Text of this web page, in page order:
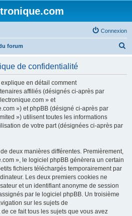
Connexion
forum
de confidentialité
en détail comment
affiliés (désignés ci-après par
» et
») et phpBB (désigné ci-après par
») utilisent toutes les informations
de votre part (désignées ci-après par
deux manières différentes. Premièrement,
», le logiciel phpBB génèrera un certain
fichiers téléchargés temporairement par
Les deux premiers cookies ne
et un identifiant anonyme de session
par le logiciel phpBB. Un troisième
sur les sujets de
ce fait tous les sujets que vous avez